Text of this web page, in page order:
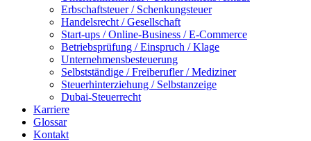
Erbschaftsteuer / Schenkungsteuer
Handelsrecht / Gesellschaft
Start-ups / Online-Business / E-Commerce
Betriebsprüfung / Einspruch / Klage
Unternehmensbesteuerung
Selbstständige / Freiberufler / Mediziner
Steuerhinterziehung / Selbstanzeige
Dubai-Steuerrecht
Karriere
Glossar
Kontakt